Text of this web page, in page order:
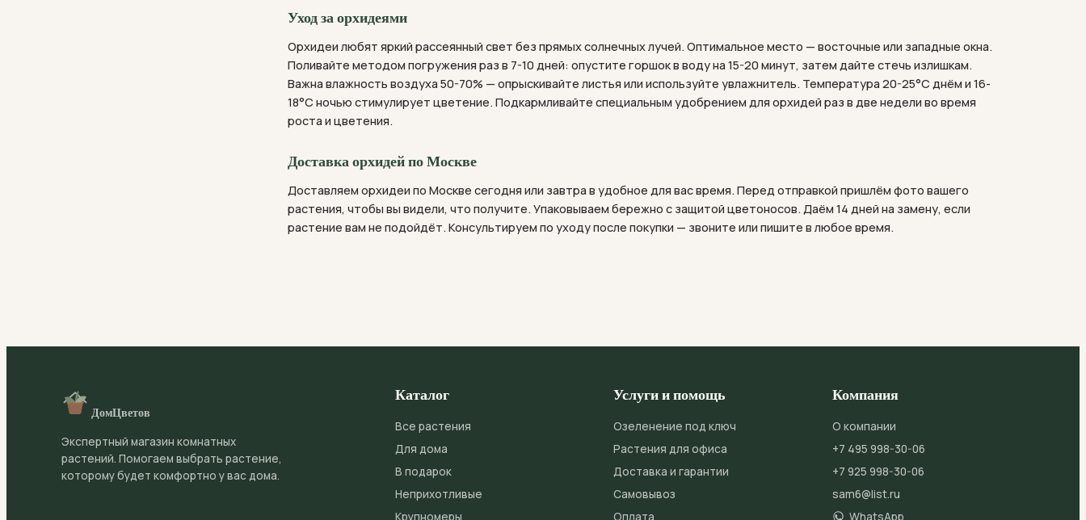
Уход за орхидеями
Орхидеи любят яркий рассеянный свет без прямых солнечных лучей. Оптимальное место — восточные или западные окна.
Поливайте методом погружения раз в 7-10 дней: опустите горшок в воду на 15-20 минут, затем дайте стечь излишкам.
Важна влажность воздуха 50-70% — опрыскивайте листья или используйте увлажнитель. Температура 20-25°C днём и 16-
18°C ночью стимулирует цветение. Подкармливайте специальным удобрением для орхидей раз в две недели во время
роста и цветения.
Доставка орхидей по Москве
Доставляем орхидеи по Москве сегодня или завтра в удобное для вас время. Перед отправкой пришлём фото вашего
растения, чтобы вы видели, что получите. Упаковываем бережно с защитой цветоносов. Даём 14 дней на замену, если
растение вам не подойдёт. Консультируем по уходу после покупки — звоните или пишите в любое время.
ДомЦветов
Экспертный магазин комнатных
растений. Помогаем выбрать растение,
которому будет комфортно у вас дома.
Каталог
Все растения
Для дома
В подарок
Неприхотливые
Крупномеры
Услуги и помощь
Озеленение под ключ
Растения для офиса
Доставка и гарантии
Самовывоз
Оплата
Компания
О компании
+7 495 998-30-06
+7 925 998-30-06
sam6@list.ru
WhatsApp